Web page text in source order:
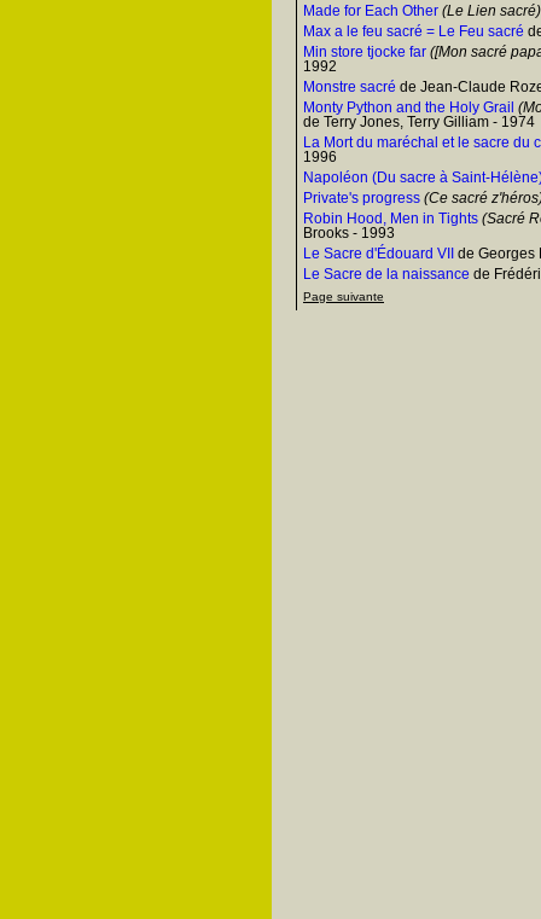
Made for Each Other (Le Lien sacré)
Max a le feu sacré = Le Feu sacré
Min store tjocke far ([Mon sacré
1992
Monstre sacré de Jean-Claude
Monty Python and the Holy Grail
de Terry Jones, Terry Gilliam - 1974
La Mort du maréchal et le sacre du
1996
Napoléon (Du sacre à Saint-
Private's progress (Ce sacré
Robin Hood, Men in Tights (Sacré
Brooks - 1993
Le Sacre d'Édouard VII
de Georges
Le Sacre de la naissance de
Page suivante